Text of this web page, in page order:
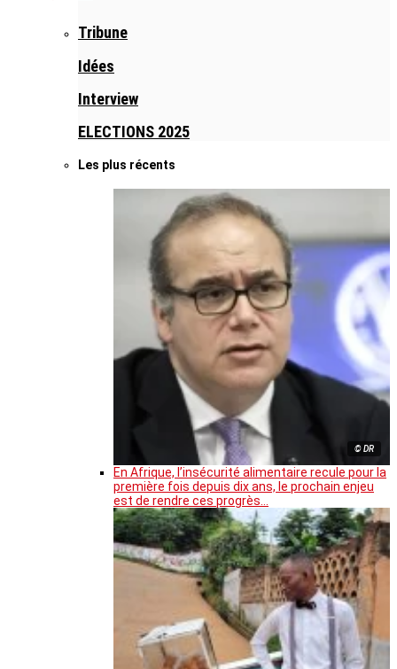
Tribune
Idées
Interview
ELECTIONS 2025
Les plus récents
© DR
En Afrique, l’insécurité alimentaire recule pour la
première fois depuis dix ans, le prochain enjeu
est de rendre ces progrès…